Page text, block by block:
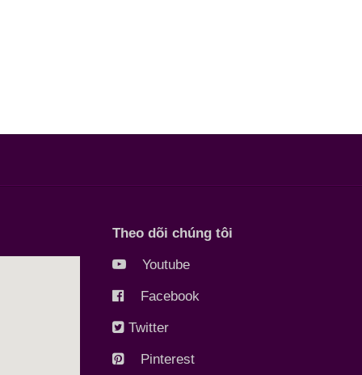
Theo dõi chúng tôi
Youtube
Facebook
Twitter
Pinterest